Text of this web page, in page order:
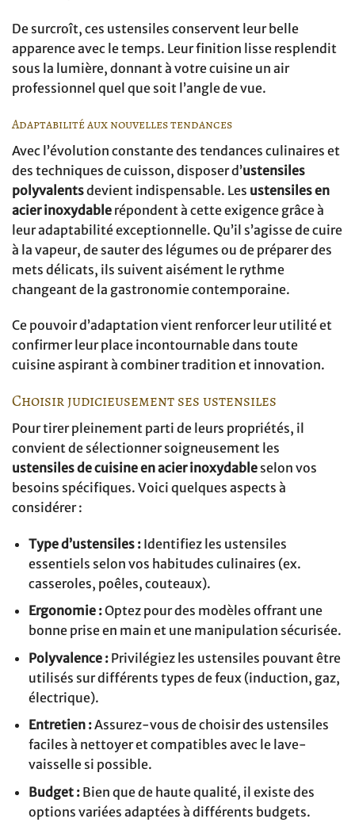
De surcroît, ces ustensiles conservent leur belle
apparence avec le temps. Leur finition lisse resplendit
sous la lumière, donnant à votre cuisine un air
professionnel quel que soit l’angle de vue.
Adaptabilité aux nouvelles tendances
Avec l’évolution constante des tendances culinaires et
des techniques de cuisson, disposer d’ustensiles
polyvalentsdevient indispensable. Les ustensiles en
acier inoxydable répondent à cette exigence grâce à
leur adaptabilité exceptionnelle. Qu’il s’agisse de cuire
à la vapeur, de sauter des légumes ou de préparer des
mets délicats, ils suivent aisément le rythme
changeant de la gastronomie contemporaine.
Ce pouvoir d’adaptation vient renforcer leur utilité et
confirmer leur place incontournable dans toute
cuisine aspirant à combiner tradition et innovation.
Choisir judicieusement ses ustensiles
Pour tirer pleinement parti de leurs propriétés, il
convient de sélectionner soigneusement les
ustensiles de cuisine en acier inoxydable selon vos
besoins spécifiques. Voici quelques aspects à
considérer :
Type d’ustensiles :Identifiez les ustensiles
essentiels selon vos habitudes culinaires (ex.
casseroles, poêles, couteaux).
Ergonomie :Optez pour des modèles offrant une
bonne prise en main et une manipulation sécurisée.
Polyvalence :Privilégiez les ustensiles pouvant être
utilisés sur différents types de feux (induction, gaz,
électrique).
Entretien :Assurez-vous de choisir des ustensiles
faciles à nettoyer et compatibles avec le lave-
vaisselle si possible.
Budget :Bien que de haute qualité, il existe des
options variées adaptées à différents budgets.